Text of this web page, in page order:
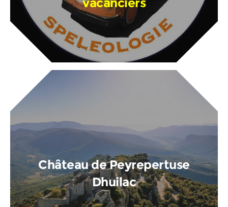
Château de Peyrepertuse
Dhuilac